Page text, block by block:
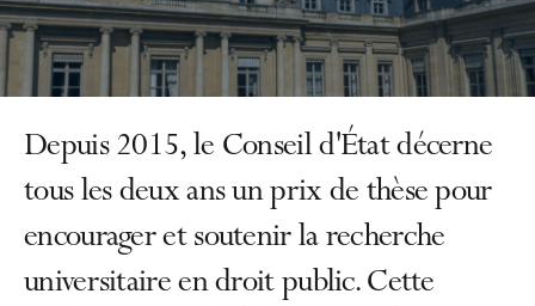
Depuis 2015, le Conseil d'État décerne
tous les deux ans un prix de thèse pour
encourager et soutenir la recherche
universitaire en droit public. Cette